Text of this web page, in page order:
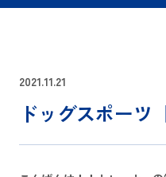
2021.11.21
ドッグスポーツ